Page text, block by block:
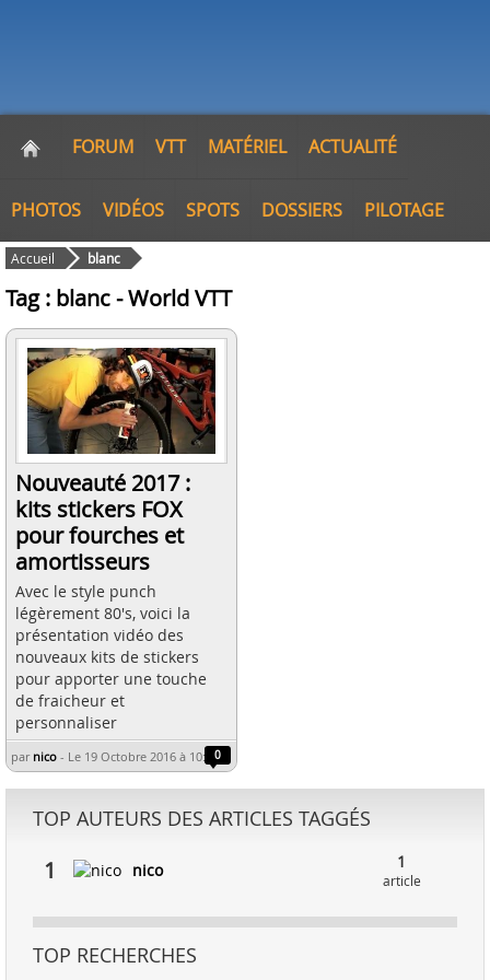
FORUM VTT MATÉRIEL ACTUALITÉ
PHOTOS VIDÉOS SPOTS DOSSIERS PILOTAGE
Accueil blanc
Tag : blanc - World VTT
Nouveauté 2017 :
kits stickers FOX
pour fourches et
amortisseurs
Avec le style punch
légèrement 80's, voici la
présentation vidéo des
nouveaux kits de stickers
pour apporter une touche
de fraicheur et
personnaliser
par nico - Le 19 Octobre 2016 à 10:210
TOP AUTEURS DES ARTICLES TAGGÉS
1 nico 1
article
TOP RECHERCHES